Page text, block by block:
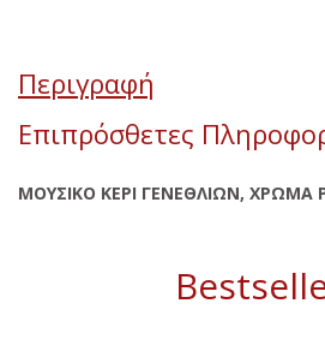
Περιγραφή
Επιπρόσθετες
ΜΟΥΣΙΚΟ ΚΕΡΙ ΓΕΝΕΘΛΙΩΝ, ΧΡΩΜΑ